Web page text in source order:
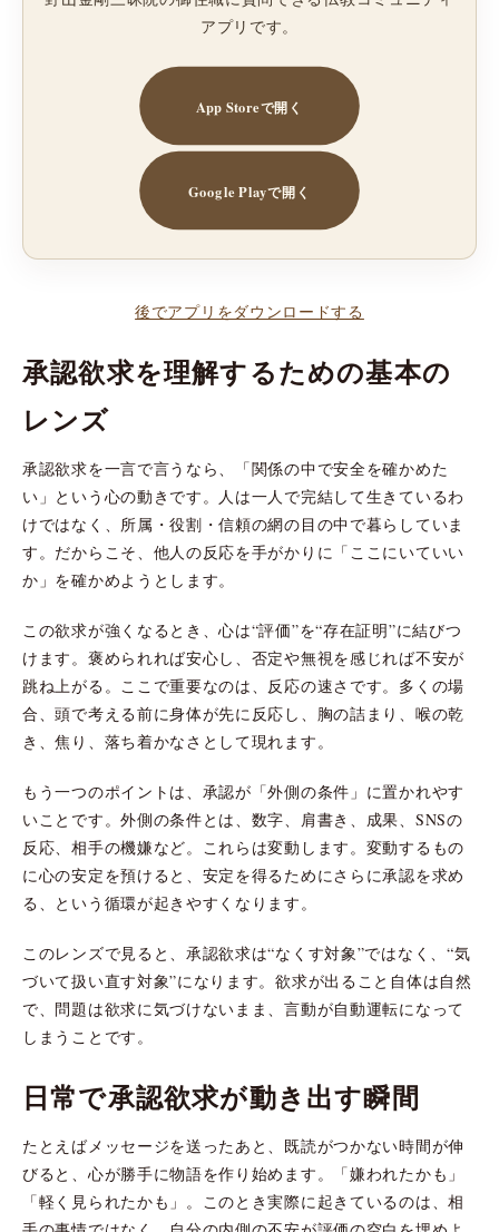
アプリです。
App Storeで開く
Google Playで開く
後でアプリをダウンロードする
承認欲求を理解するための基本の
レンズ
承認欲求を一言で言うなら、「関係の中で安全を確かめた
い」という心の動きです。人は一人で完結して生きているわ
けではなく、所属・役割・信頼の網の目の中で暮らしていま
す。だからこそ、他人の反応を手がかりに「ここにいていい
か」を確かめようとします。
この欲求が強くなるとき、心は“評価”を“存在証明”に結びつ
けます。褒められれば安心し、否定や無視を感じれば不安が
跳ね上がる。ここで重要なのは、反応の速さです。多くの場
合、頭で考える前に身体が先に反応し、胸の詰まり、喉の乾
き、焦り、落ち着かなさとして現れます。
もう一つのポイントは、承認が「外側の条件」に置かれやす
いことです。外側の条件とは、数字、肩書き、成果、SNSの
反応、相手の機嫌など。これらは変動します。変動するもの
に心の安定を預けると、安定を得るためにさらに承認を求め
る、という循環が起きやすくなります。
このレンズで見ると、承認欲求は“なくす対象”ではなく、“気
づいて扱い直す対象”になります。欲求が出ること自体は自然
で、問題は欲求に気づけないまま、言動が自動運転になって
しまうことです。
日常で承認欲求が動き出す瞬間
たとえばメッセージを送ったあと、既読がつかない時間が伸
びると、心が勝手に物語を作り始めます。「嫌われたかも」
「軽く見られたかも」。このとき実際に起きているのは、相